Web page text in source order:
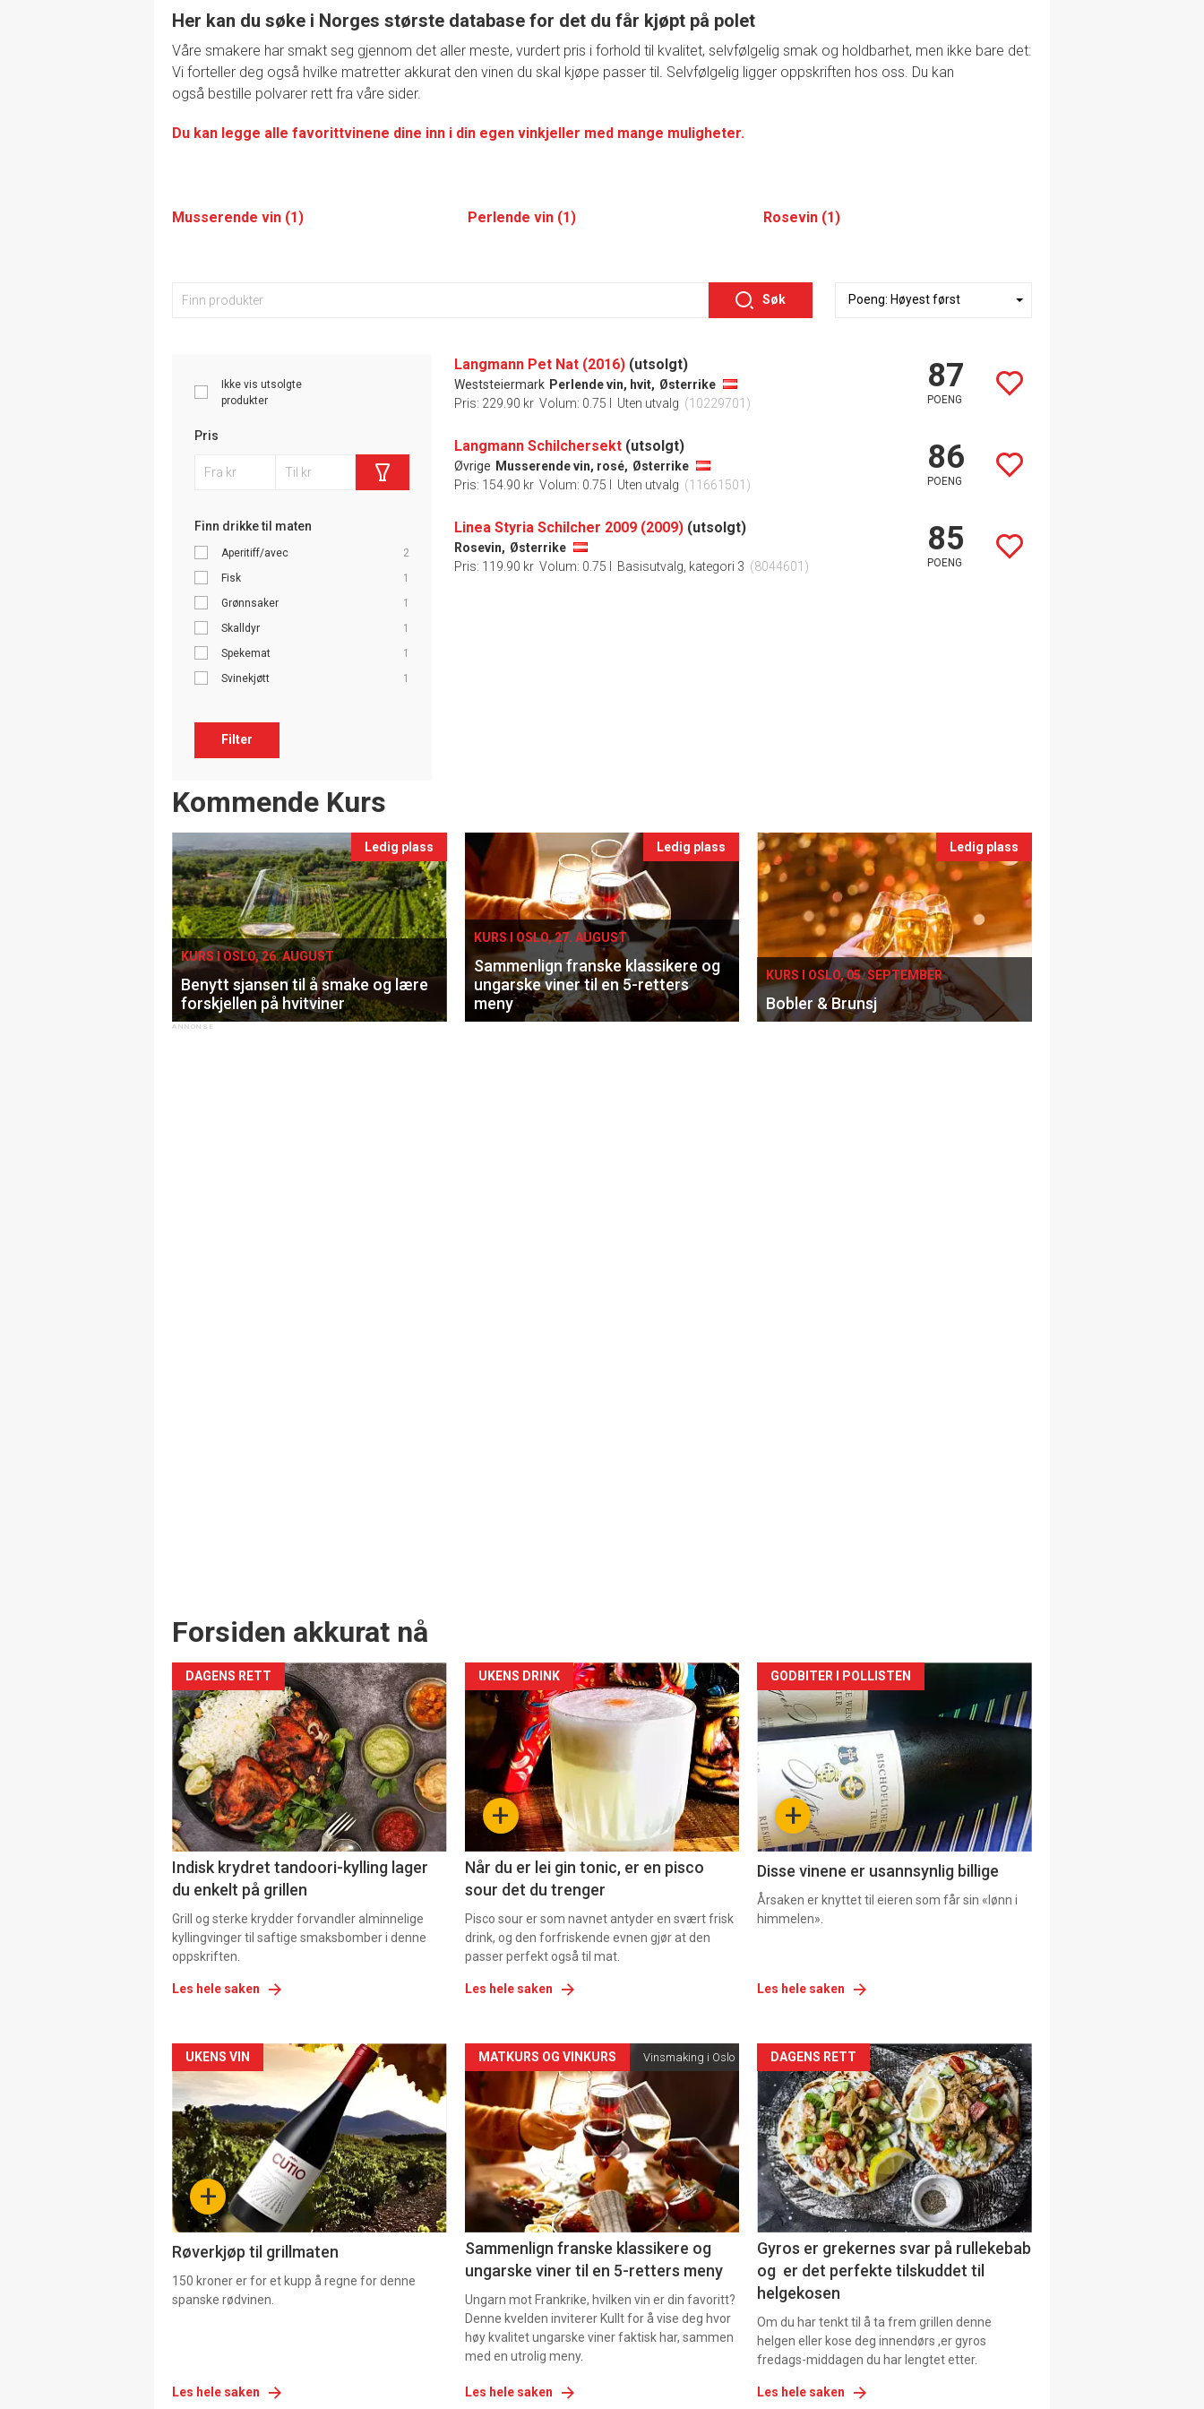
Her kan du søke i Norges største database for det du får kjøpt på polet
Våre smakere har smakt seg gjennom det aller meste, vurdert pris i forhold til kvalitet, selvfølgelig smak og holdbarhet, men ikke bare det:
Vi forteller deg også hvilke matretter akkurat den vinen du skal kjøpe passer til. Selvfølgelig ligger oppskriften hos oss. Du kan
også bestille polvarer rett fra våre sider.
Du kan legge alle favorittvinene dine inn i din egen vinkjeller med mange muligheter.
Musserende vin (1) Perlende vin (1) Rosevin (1)
Søk
Ikke vis utsolgte
produkter
Pris
Finn drikke til maten
Aperitiff/avec
2
Fisk
1
Grønnsaker
1
Skalldyr
1
Spekemat
1
Svinekjøtt
1
Filter
Langmann Pet Nat (2016) (utsolgt)
Weststeiermark Perlende vin, hvit, Østerrike
Pris: 229.90 kr Volum: 0.75 l Uten utvalg (10229701)
87
POENG
Langmann Schilchersekt (utsolgt)
Øvrige Musserende vin, rosé, Østerrike
Pris: 154.90 kr Volum: 0.75 l Uten utvalg (11661501)
86
POENG
Linea Styria Schilcher 2009 (2009) (utsolgt)
Rosevin, Østerrike
Pris: 119.90 kr Volum: 0.75 l Basisutvalg, kategori 3 (8044601)
85
POENG
Events
Kommende Kurs
Ledig plass
KURS I OSLO, 26. AUGUST
Benytt sjansen til å smake og lære
forskjellen på hvitviner
Ledig plass
KURS I OSLO, 27. AUGUST
Sammenlign franske klassikere og
ungarske viner til en 5-retters
meny
Ledig plass
KURS I OSLO, 05. SEPTEMBER
Bobler & Brunsj
Forsiden akkurat nå
DAGENS RETT
Indisk krydret tandoori-kylling lager
du enkelt på grillen
Grill og sterke krydder forvandler alminnelige
kyllingvinger til saftige smaksbomber i denne
oppskriften.
Les hele saken
Forsiden
akkurat
nå
-
+
UKENS DRINK
Når du er lei gin tonic, er en pisco
sour det du trenger
Pisco sour er som navnet antyder en svært frisk
drink, og den forfriskende evnen gjør at den
passer perfekt også til mat.
Les hele saken
Forsiden
akkurat
nå
3 +
GODBITER I POLLISTEN
Disse vinene er usannsynlig billige
Årsaken er knyttet til eieren som får sin «lønn i
himmelen».
Les hele saken
Forsiden
akkurat
nå
-
4 +
UKENS VIN
Røverkjøp til grillmaten
150 kroner er for et kupp å regne for denne
spanske rødvinen.
Les hele saken
Forsiden
akkurat
nå
-
5
MATKURS OG VINKURS Vinsmaking i Oslo
Sammenlign franske klassikere og
ungarske viner til en 5-retters meny
Ungarn mot Frankrike, hvilken vin er din favoritt?
Denne kvelden inviterer Kullt for å vise deg hvor
høy kvalitet ungarske viner faktisk har, sammen
med en utrolig meny.
Les hele saken
Forsiden
akkurat
nå
-
6
DAGENS RETT
Gyros er grekernes svar på rullekebab
og er det perfekte tilskuddet til
helgekosen
Om du har tenkt til å ta frem grillen denne
helgen eller kose deg innendørs ,er gyros
fredags-middagen du har lengtet etter.
Les hele saken